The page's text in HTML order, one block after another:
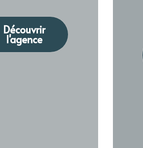
Découvrir
l'agence